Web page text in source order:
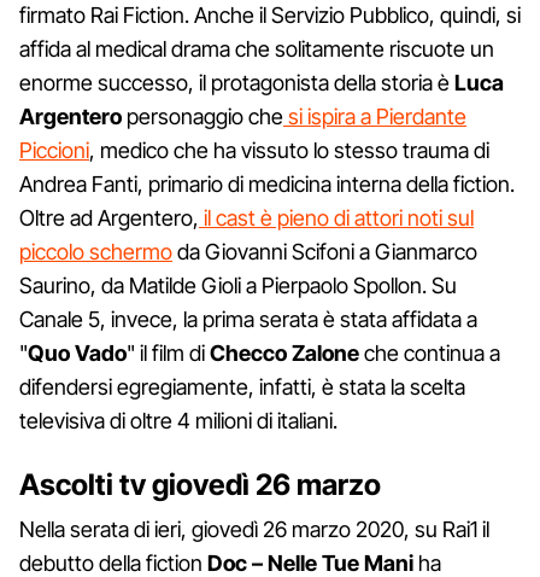
firmato Rai Fiction. Anche il Servizio Pubblico, quindi, si
affida al medical drama che solitamente riscuote un
enorme successo, il protagonista della storia èLuca
Argentero personaggio chesi ispira a Pierdante
Piccioni, medico che ha vissuto lo stesso trauma di
Andrea Fanti, primario di medicina interna della fiction.
Oltre ad Argentero, il cast è pieno di attori noti sul
piccolo schermoda Giovanni Scifoni a Gianmarco
Saurino, da Matilde Gioli a Pierpaolo Spollon. Su
Canale 5, invece, la prima serata è stata affidata a
"Quo Vado" il film diChecco Zaloneche continua a
difendersi egregiamente, infatti, è stata la scelta
televisiva di oltre 4 milioni di italiani.
Ascolti tv giovedì 26 marzo
Nella serata di ieri, giovedì 26 marzo 2020, su Rai1 il
debutto della fiction Doc – Nelle Tue Mani ha